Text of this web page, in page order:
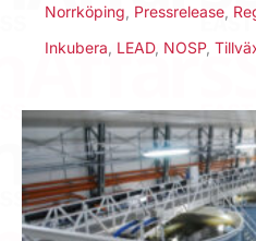
Norrköping Pressrelease
Inkubera LEAD, NOSP,